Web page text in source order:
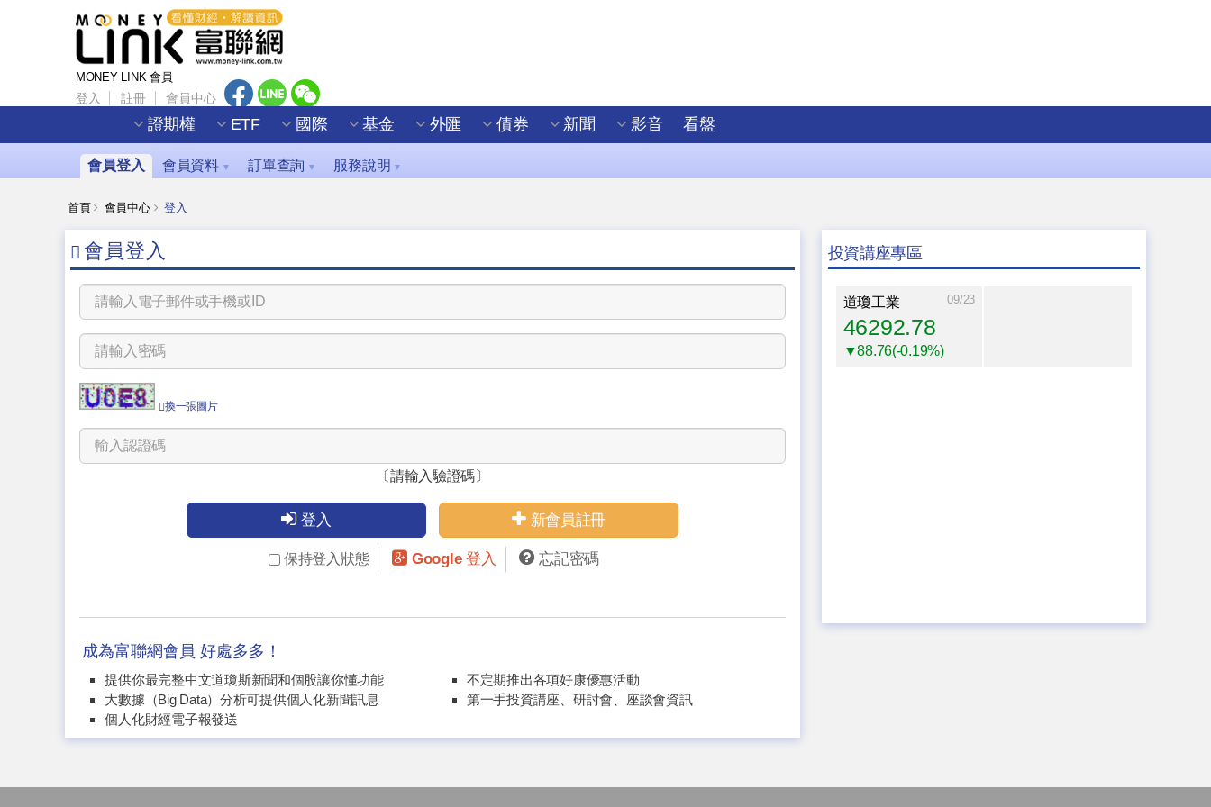
MONEY LINK 會員
登入 註冊 會員中心
證期權 ETF 國際 基金 外匯 債券 新聞 影音 看盤
會員登入 會員資料 ▼ 訂單查詢 ▼ 服務說明 ▼
首頁 會員中心 登入
會員登入
換一張圖片
〔請輸入驗證碼〕
登入 新會員註冊
保持登入狀態 Google 登入 忘記密碼
成為富聯網會員 好處多多！
提供你最完整中文道瓊斯新聞和個股讓你懂功能
大數據（Big Data）分析可提供個人化新聞訊息
個人化財經電子報發送
不定期推出各項好康優惠活動
第一手投資講座、研討會、座談會資訊
投資講座專區
道瓊工業 09/23
46292.78
▼88.76(-0.19%)